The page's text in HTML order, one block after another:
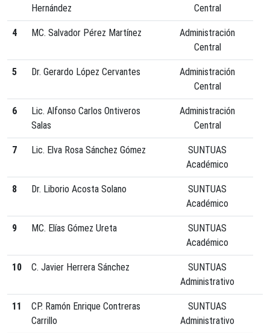
Hernández
Central
4 MC. Salvador Pérez Martínez
Administración
Central
5 Dr. Gerardo López Cervantes
Administración
Central
6
Lic. Alfonso Carlos Ontiveros
Salas
Administración
Central
7 Lic. Elva Rosa Sánchez Gómez
SUNTUAS
Académico
8 Dr. Liborio Acosta Solano
SUNTUAS
Académico
9 MC. Elías Gómez Ureta
SUNTUAS
Académico
10 C. Javier Herrera Sánchez
SUNTUAS
Administrativo
11
CP. Ramón Enrique Contreras
Carrillo
SUNTUAS
Administrativo